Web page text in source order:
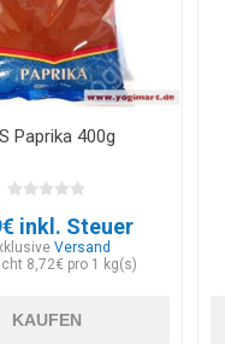
Paprika 400g
inkl. Steuer
Versand
8,72€ pro 1 kg(s)
KAUFEN